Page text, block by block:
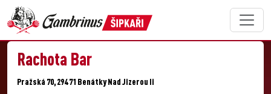
Rachota Bar
Pražská 70, 294 71 Benátky Nad Jizerou Ii